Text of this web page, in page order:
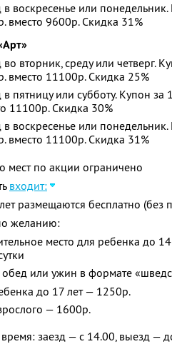
в воскресенье или
вместо 9600р. Скидка 31%
во вторник, среду или четверг.
вместо 11100р. Скидка 25%
в пятницу или субботу. Купон
11100р. Скидка 30%
в воскресенье или
вместо 11100р. Скидка 31%
мест по акции ограничено
входит:
размещаются бесплатно (без
желанию:
место для ребенка до
обед или ужин в формате
до 17 лет — 1250р.
— 1600р.
время: заезд — с 14.00, выезд —